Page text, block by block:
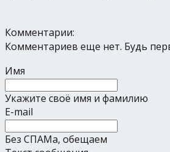
Комментарии:
Комментариев еще нет. Будь
Имя
Укажите своё имя и фамилию
E-mail
Без СПАМа, обещаем